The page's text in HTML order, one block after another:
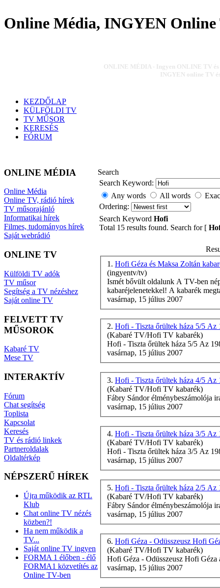
Online Média, INGYEN Online
ONLINE MÉDIA - Ingyen ONLINE TV
INGYEN online TV
KEZDŐLAP
KÜLFÖLDI TV
TV MŰSOR
KERESÉS
FÓRUM
ONLINE MÉDIA
Online Média
Online TV, rádió hírek
TV műsorajánló
Informatikai hírek
Filmes, tudományos hírek
Saját webrádió
ONLINE TV
Külföldi TV adók
TV műsor
Segítség a TV nézéshez
Saját online TV
FELVETT TV
MŰSOROK
Kabaré TV
Mese TV
INTERAKTÍV
Fórum
Chat segítség
Toplista
Kapcsolat
Keresés
TV és rádió linkek
Partneroldalak
Oldaltérkép
NÉPSZERŰ HÍREK
Újra működik az RTL
Klub
Chat online TV nézés
közben?!
Ha nem működik a
TV...
Saját online TV ingyen
FORMA 1 élőben - élő
FORMA1 közvetítés az
Online TV-ben
Search
Search Keyword:
Any words
All words
Ordering:
Search Keyword Hofi
Total 15 results found. Search for [
1. Hofi Géza és Maksa Zoltán
(ingyentv/tv)
Ismét bővült oldalunk A TV-ben
kabaréjelenetekkel! A kabarék
vasárnap, 15 július 2007
2. Hofi - Tiszta őrültek háza 5/5 Az
(Kabaré TV/Hofi TV kabarék)
Hofi - Tiszta őrültek háza 5/5 Az
vasárnap, 15 július 2007
3. Hofi - Tiszta őrültek háza 4/5 Az
(Kabaré TV/Hofi TV kabarék)
Fábry Sándor élménybeszámolója
vasárnap, 15 július 2007
4. Hofi - Tiszta őrültek háza 3/5 Az
(Kabaré TV/Hofi TV kabarék)
Hofi - Tiszta őrültek háza 3/5 Az
vasárnap, 15 július 2007
5. Hofi - Tiszta őrültek háza 2/5 Az
(Kabaré TV/Hofi TV kabarék)
Fábry Sándor élménybeszámolója
vasárnap, 15 július 2007
6. Hofi Géza - Odüsszeusz Hofi
(Kabaré TV/Hofi TV kabarék)
Hofi Géza - Odüsszeusz Hofi Géza
vasárnap, 15 július 2007